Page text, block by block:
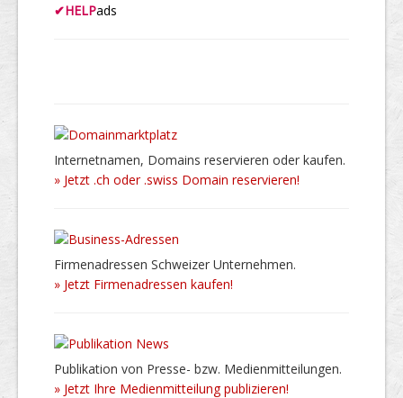
✔HELPads
Internetnamen, Domains reservieren oder kaufen.
» Jetzt .ch oder .swiss Domain reservieren!
Firmenadressen Schweizer Unternehmen.
» Jetzt Firmenadressen kaufen!
Publikation von Presse- bzw. Medienmitteilungen.
» Jetzt Ihre Medienmitteilung publizieren!